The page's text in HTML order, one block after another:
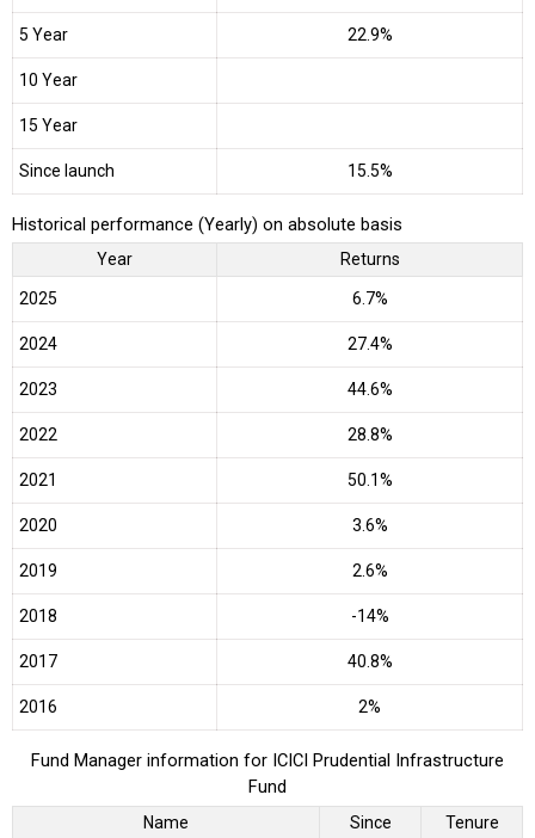
5 Year 22.9%
10 Year
15 Year
Since launch 15.5%
Historical performance (Yearly) on absolute basis
Year Returns
2025 6.7%
2024 27.4%
2023 44.6%
2022 28.8%
2021 50.1%
2020 3.6%
2019 2.6%
2018 -14%
2017 40.8%
2016 2%
Fund Manager information for ICICI Prudential Infrastructure
Fund
Name Since
Tenure